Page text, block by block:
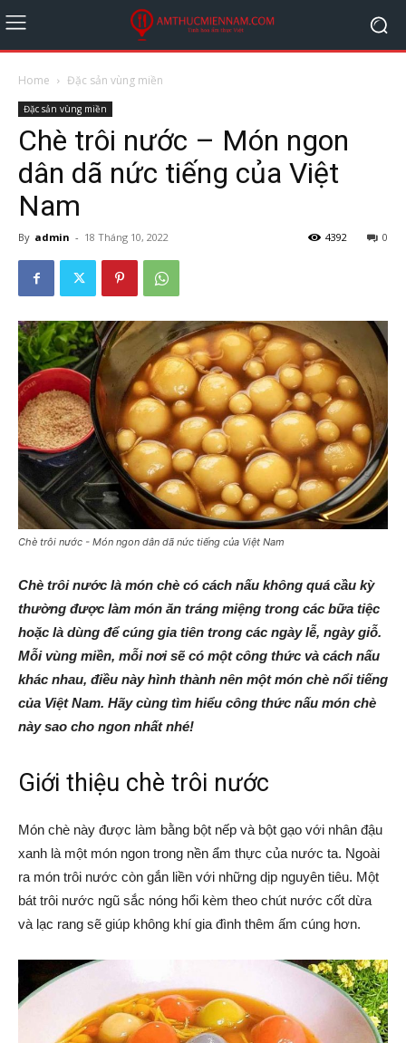
Home Đặc sản vùng miền
Đặc sản vùng miền
Chè trôi nước – Món ngon
dân dã nức tiếng của Việt
Nam
By admin - 18 Tháng 10, 2022 0
4392
Chè trôi nước - Món ngon dân dã nức tiếng của Việt Nam
Chè trôi nước là món chè có cách nấu không quá cầu kỳ
thường được làm món ăn tráng miệng trong các bữa tiệc
hoặc là dùng để cúng gia tiên trong các ngày lễ, ngày giỗ.
Mỗi vùng miền, mỗi nơi sẽ có một công thức và cách nấu
khác nhau, điều này hình thành nên một món chè nổi tiếng
của Việt Nam. Hãy cùng tìm hiểu công thức nấu món chè
này sao cho ngon nhất nhé!
Giới thiệu chè trôi nước
Món chè này được làm bằng bột nếp và bột gạo với nhân đậu
xanh là một món ngon trong nền ẩm thực của nước ta. Ngoài
ra món trôi nước còn gắn liền với những dịp nguyên tiêu. Một
bát trôi nước ngũ sắc nóng hổi kèm theo chút nước cốt dừa
và lạc rang sẽ giúp không khí gia đình thêm ấm cúng hơn.